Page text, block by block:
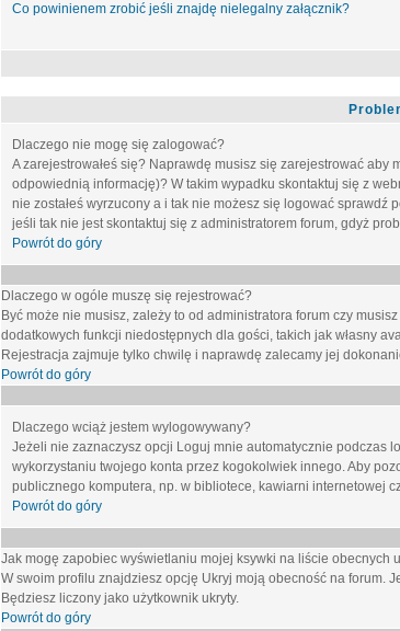
Co powinienem zrobić jeśli znajdę nielegalny załącznik?
Dlaczego nie mogę się zalogować?
A zarejestrowałeś się? Naprawdę musisz się zarejestrować aby
odpowiednią informację)? W takim wypadku skontaktuj się z
nie zostałeś wyrzucony a i tak nie możesz się logować sprawdź
jeśli tak nie jest skontaktuj się z administratorem forum, gdyż
Powrót do góry
Dlaczego w ogóle muszę się rejestrować?
Być może nie musisz, zależy to od administratora forum czy
dodatkowych funkcji niedostępnych dla gości, takich jak własny
Rejestracja zajmuje tylko chwilę i naprawdę zalecamy jej
Powrót do góry
Dlaczego wciąż jestem wylogowywany?
Jeżeli nie zaznaczysz opcji Loguj mnie automatycznie podczas
wykorzystaniu twojego konta przez kogokolwiek innego. Aby
publicznego komputera, np. w bibliotece, kawiarni internetowej
Powrót do góry
Jak mogę zapobiec wyświetlaniu mojej ksywki na liście obecnych
W swoim profilu znajdziesz opcję Ukryj moją obecność na forum.
Będziesz liczony jako użytkownik ukryty.
Powrót do góry